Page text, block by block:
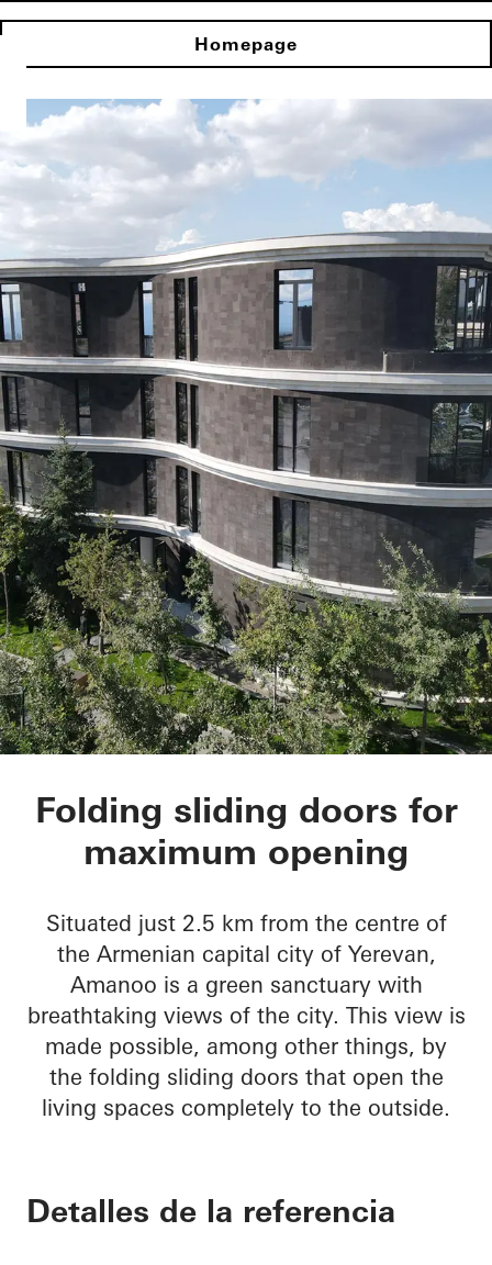
Homepage
Amanoo Apartment
Folding sliding doors for
maximum opening
Situated just 2.5 km from the centre of
the Armenian capital city of Yerevan,
Amanoo is a green sanctuary with
breathtaking views of the city. This view is
made possible, among other things, by
the folding sliding doors that open the
living spaces completely to the outside.
Detalles de la referencia